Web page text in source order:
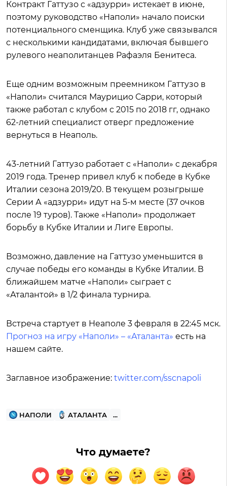
Контракт Гаттузо с «адзурри» истекает в июне,
поэтому руководство «Наполи» начало поиски
потенциального сменщика. Клуб уже связывался
с несколькими кандидатами, включая бывшего
рулевого неаполитанцев Рафаэля Бенитеса.
Еще одним возможным преемником Гаттузо в
«Наполи» считался Маурицио Сарри, который
также работал с клубом с 2015 по 2018 гг, однако
62-летний специалист отверг предложение
вернуться в Неаполь.
43-летний Гаттузо работает с «Наполи» с декабря
2019 года. Тренер привел клуб к победе в Кубке
Италии сезона 2019/20. В текущем розыгрыше
Серии А «адзурри» идут на 5-м месте (37 очков
после 19 туров). Также «Наполи» продолжает
борьбу в Кубке Италии и Лиге Европы.
Возможно, давление на Гаттузо уменьшится в
случае победы его команды в Кубке Италии. В
ближайшем матче «Наполи» сыграет с
«Аталантой» в 1/2 финала турнира.
Встреча стартует в Неаполе 3 февраля в 22:45 мск.
Прогноз на игру «Наполи» – «Аталанта» есть на
нашем сайте.
Заглавное изображение: twitter.com/sscnapoli
НАПОЛИ АТАЛАНТА ...
Что думаете?